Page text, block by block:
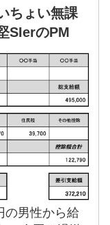
ちょい無課
SIerのPM
の男性から給